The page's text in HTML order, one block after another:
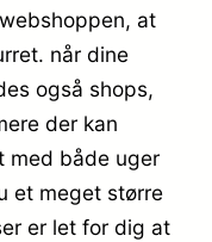
at
når dine
også shops,
der kan
med både uger
et meget større
er let for dig at